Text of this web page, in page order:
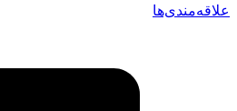
علاقه‌مندی‌ها